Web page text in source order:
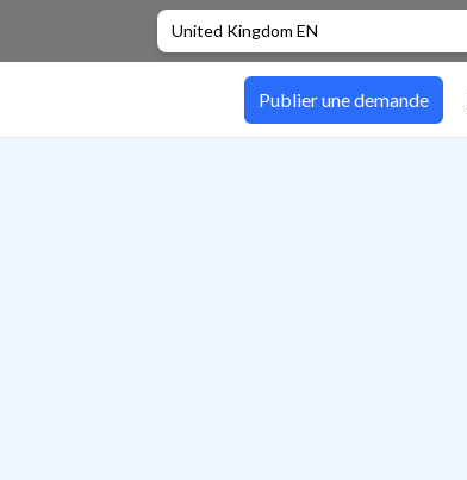
United Kingdom EN
Publier une demande